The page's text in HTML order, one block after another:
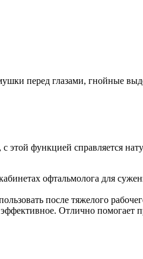
перед глазами, гнойные
функцией справляется
офтальмолога для
после тяжелого
Отлично помогает